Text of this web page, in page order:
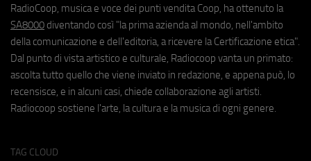
RadioCoop, musica e voce dei punti vendita Coop, ha ottenuto la
SA8000 diventando così "la prima azienda al mondo, nell'ambito
della comunicazione e dell'editoria, a ricevere la Certificazione etica".
Dal punto di vista artistico e culturale, Radiocoop vanta un primato:
ascolta tutto quello che viene inviato in redazione, e appena può, lo
recensisce, e in alcuni casi, chiede collaborazione agli artisti.
Radiocoop sostiene l'arte, la cultura e la musica di ogni genere.
TAG CLOUD